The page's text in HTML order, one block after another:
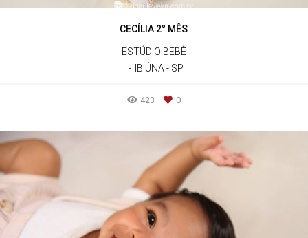
CECÍLIA 2° MÊS
ESTÚDIO BEBÊ
IBIÚNA - SP
423 0